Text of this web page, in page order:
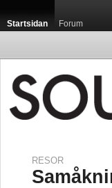
Startsidan Forum
RESOR